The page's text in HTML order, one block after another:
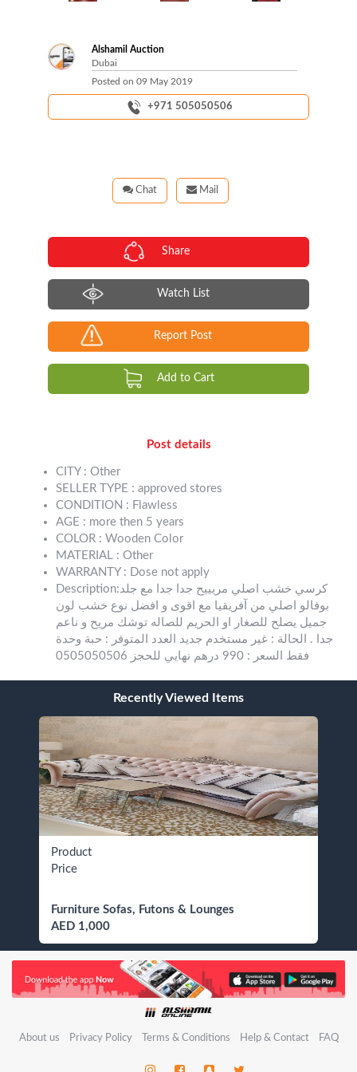
Alshamil Auction
Dubai
Posted on 09 May 2019
+971 505050506
Mail
Chat
Share
Watch List
Report Post
Add to Cart
Post details
CITY : Other
SELLER TYPE : approved stores
CONDITION : Flawless
AGE : more then 5 years
COLOR : Wooden Color
MATERIAL : Other
WARRANTY : Dose not apply
Description:كرسي خشب اصلي مريييح جدا جدا مع جلد
بوفالو اصلي من آفريقيا مع اقوى و افضل نوع خشب لون
جميل يصلح للصغار او الحريم للصاله توشك مريح و ناعم
جدا . الحالة : غير مستخدم جديد العدد المتوفر : حبة وحدة
فقط السعر : 990 درهم نهايي للحجز 0505050506
Recently Viewed Items
Product
Price
Furniture Sofas, Futons & Lounges
AED 1,000
About us Privacy Policy Terms & Conditions Help & Contact FAQ